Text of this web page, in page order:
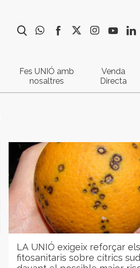
Fes UNIÓ amb
nosaltres
Venda
Directa
LA UNIÓ exigeix reforçar
fitosanitaris sobre cítrics